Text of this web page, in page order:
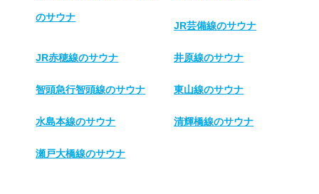
のサウナ
JR芸備線のサウナ
JR赤穂線のサウナ 井原線のサウナ
智頭急行智頭線のサウナ 東山線のサウナ
水島本線のサウナ 清輝橋線のサウナ
瀬戸大橋線のサウナ